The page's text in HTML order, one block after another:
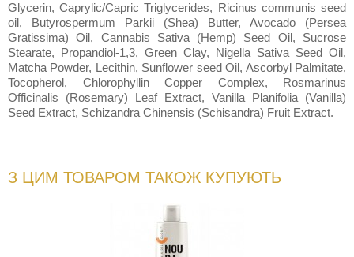
Glycerin, Caprylic/Capric Triglycerides, Ricinus communis seed
oil, Butyrospermum Parkii (Shea) Butter, Avocado (Persea
Gratissima) Oil, Cannabis Sativa (Hemp) Seed Oil, Sucrose
Stearate, Propandiol-1,3, Green Clay, Nigella Sativa Seed Oil,
Matcha Powder, Lecithin, Sunflower seed Oil, Ascorbyl Palmitate,
Tocopherol, Chlorophyllin Copper Complex, Rosmarinus
Officinalis (Rosemary) Leaf Extract, Vanilla Planifolia (Vanilla)
Seed Extract, Schizandra Chinensis (Schisandra) Fruit Extract.
З ЦИМ ТОВАРОМ ТАКОЖ КУПУЮТЬ